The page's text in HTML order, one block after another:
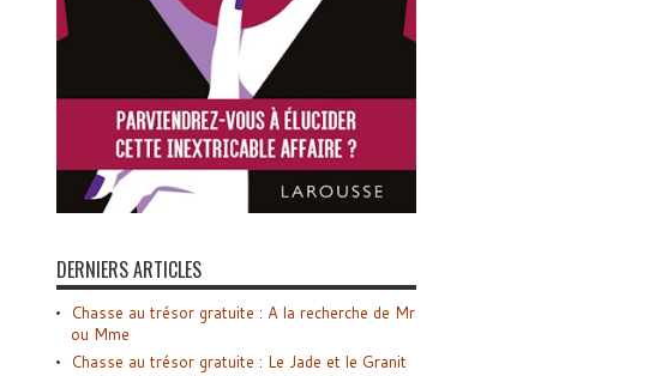
DERNIERS ARTICLES
Chasse au trésor gratuite : A la recherche de Mr
ou Mme
Chasse au trésor gratuite : Le Jade et le Granit